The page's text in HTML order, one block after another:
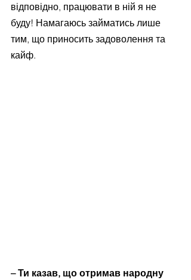
відповідно, працювати в ній я не
буду! Намагаюсь займатись лише
тим, що приносить задоволення та
кайф.
– Ти казав, що отримав народну